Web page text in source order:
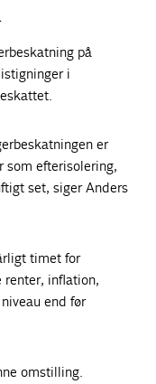
på
i
er
som efterisolering,
set, siger Anders
timet for
renter, inflation,
end før
omstilling.